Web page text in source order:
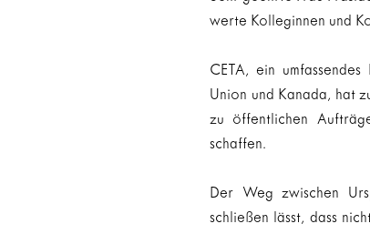
werte Kolleginnen und
CETA, ein
Union und Kanada, hat
zu öffentlichen
schaffen.
Der Weg zwischen
schließen lässt, dass